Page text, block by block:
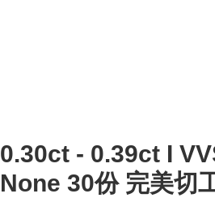
0.30ct - 0.39ct I
None 30份 完美切